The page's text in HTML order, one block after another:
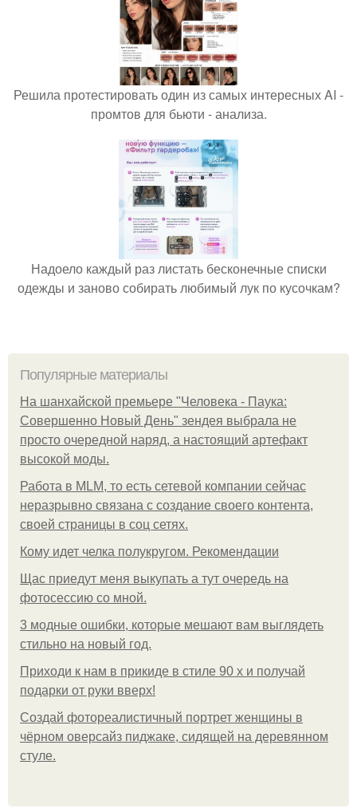
Решила протестировать один из самых интересных AI -
промтов для бьюти - анализа.
Надоело каждый раз листать бесконечные списки
одежды и заново собирать любимый лук по кусочкам?
Популярные материалы
На шанхайской премьере "Человека - Паука:
Совершенно Новый День" зендея выбрала не
просто очередной наряд, а настоящий артефакт
высокой моды.
Работа в MLM, то есть сетевой компании сейчас
неразрывно связана с создание своего контента,
своей страницы в соц сетях.
Кому идет челка полукругом. Рекомендации
Щас приедут меня выкупать а тут очередь на
фотосессию со мной.
3 модные ошибки, которые мешают вам выглядеть
стильно на новый год.
Приходи к нам в прикиде в стиле 90 х и получай
подарки от руки вверх!
Создай фотореалистичный портрет женщины в
чёрном оверсайз пиджаке, сидящей на деревянном
стуле.